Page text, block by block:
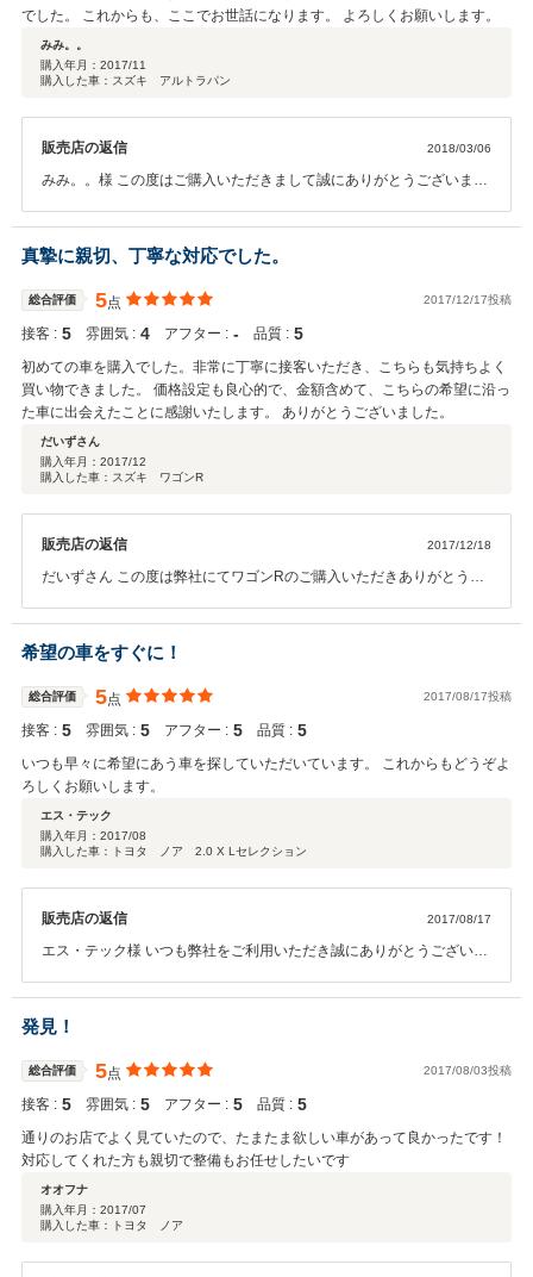
でした。 これからも、ここでお世話になります。 よろしくお願いします。
みみ。。
購入年月： 2017/11
購入した車：スズキ アルトラパン
販売店の返信 2018/03/06
みみ。。様 この度はご購入いただきまして誠にありがとうございまし
はこのような高い評価をいただきまして、社員一同心から感謝してお
ります。 弊社ではお客様にお応えできるよう努めてまいります。 お車
をお乗りになられると、今度はいろいろな『？』が出てくると思いま
す。 お困りのこと、ご不明点、メンテナンスについてなどお気軽にお
立ち寄りください。 みみ。。様のカーライフのお手伝いができるのを
スタッフ一同楽しみにしております。 今後とも、どうぞ宜しくお願い
致します。
真摯に親切、丁寧な対応でした。
総合評価 5点 2017/12/17投稿
接客 : 5 雰囲気 : 4 アフター : ‐ 品質 : 5
初めての車を購入でした。非常に丁寧に接客いただき、こちらも気持ちよく
買い物できました。 価格設定も良心的で、金額含めて、こちらの希望に沿っ
た車に出会えたことに感謝いたします。 ありがとうございました。
だいずさん
購入年月： 2017/12
購入した車：スズキ ワゴンR
販売店の返信 2017/12/18
だいずさん この度は弊社にてワゴンRのご購入いただきありがとうご
ンディションともに自信をもっておススメできる一台ですので、きっ
とだいずさんのカーライフのお役に立ってくれると思いますので、末
永くご愛乗ください。 また、この度は大変うれしい評価をしていただ
きましてありがとうございます。 アフターサービスにつきましてもこ
れからが、だいずさんのカーライフサポートをスタートさせていただ
くことととらえております。このご縁をきっかけに永いおつきあいい
ただけますようお願い申し上げます。 ご納車時に間に合わなくご迷惑
をおかけしてしまったご成約プレゼントは数日中にご自宅に届きます
ください！ ありがとうございました。
希望の車をすぐに！
総合評価 5点 2017/08/17投稿
接客 : 5 雰囲気 : 5 アフター : 5 品質 : 5
いつも早々に希望にあう車を探していただいています。 これからもどうぞよ
ろしくお願いします。
エス・テック
購入年月： 2017/08
購入した車：トヨタ ノア 2.0 X Lセレクション
販売店の返信 2017/08/17
エス・テック様 いつも弊社をご利用いただき誠にありがとうございま
感を感じながら厳選させていただいております。 こちらこそ、これか
らも信頼に応えられるよう努めてまいります。何卒宜しくお願い致し
さいませ。
発見！
総合評価 5点 2017/08/03投稿
接客 : 5 雰囲気 : 5 アフター : 5 品質 : 5
通りのお店でよく見ていたので、たまたま欲しい車があって良かったです！
対応してくれた方も親切で整備もお任せしたいです
オオフナ
購入年月： 2017/07
購入した車：トヨタ ノア